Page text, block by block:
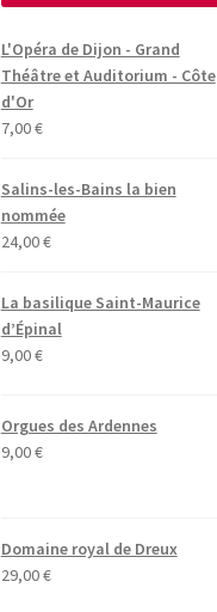
L'Opéra de Dijon - Grand
Théâtre et Auditorium - Côte
d'Or
7,00€
Salins-les-Bains la bien
nommée
24,00€
La basilique Saint-Maurice
d’Épinal
9,00€
Orgues des Ardennes
9,00€
Domaine royal de Dreux
29,00€